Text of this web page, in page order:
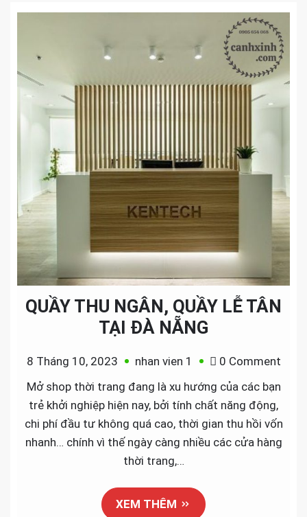
QUẦY THU NGÂN, QUẦY LỄ TÂN
TẠI ĐÀ NẴNG
8 Tháng 10, 2023 nhan vien 1 0 Commenton
Mở shop thời trang đang là xu hướng của các bạn
trẻ khởi nghiệp hiện nay, bởi tính chất năng động,
chi phí đầu tư không quá cao, thời gian thu hồi vốn
nhanh… chính vì thế ngày càng nhiều các cửa hàng
thời trang,…
XEM THÊM